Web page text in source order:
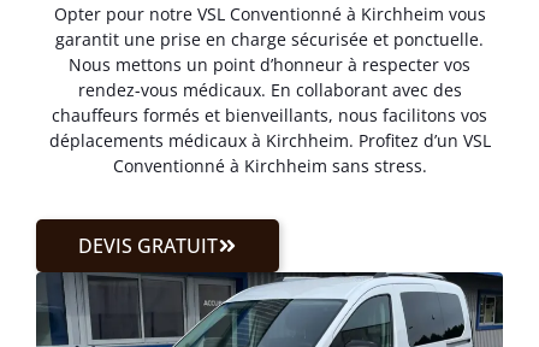
Opter pour notre VSL Conventionné à Kirchheim vous
garantit une prise en charge sécurisée et ponctuelle.
Nous mettons un point d’honneur à respecter vos
rendez-vous médicaux. En collaborant avec des
chauffeurs formés et bienveillants, nous facilitons vos
déplacements médicaux à Kirchheim. Profitez d’un VSL
Conventionné à Kirchheim sans stress.
DEVIS GRATUIT